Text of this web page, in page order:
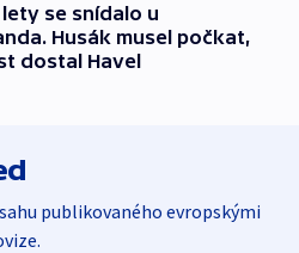
lety se snídalo u
Husák musel počkat,
dostal Havel
publikovaného evropskými